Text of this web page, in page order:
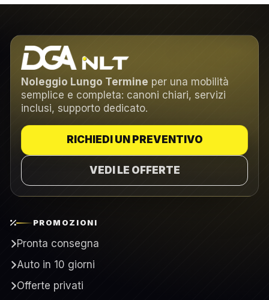
Noleggio Lungo Termine per una mobilità
semplice e completa: canoni chiari, servizi
inclusi, supporto dedicato.
RICHIEDI UN PREVENTIVO
VEDI LE OFFERTE
PROMOZIONI
Pronta consegna
Auto in 10 giorni
Offerte privati